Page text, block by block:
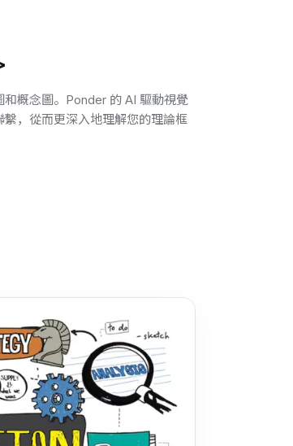
概念圖。Ponder 的 AI 驅動視覺
，從而更深入地理解您的理論框